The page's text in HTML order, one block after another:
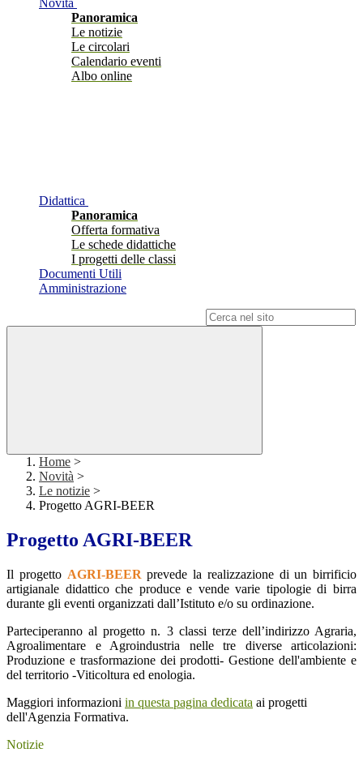
Novità
Panoramica
Le notizie
Le circolari
Calendario eventi
Albo online
Didattica
Panoramica
Offerta formativa
Le schede didattiche
I progetti delle classi
Documenti Utili
Amministrazione
Home >
Novità >
Le notizie >
Progetto AGRI-BEER
Progetto AGRI-BEER
Il progetto AGRI-BEER prevede la realizzazione di un birrificio
artigianale didattico che produce e vende varie tipologie di birra
durante gli eventi organizzati dall’Istituto e/o su ordinazione.
Parteciperanno al progetto n. 3 classi terze dell’indirizzo Agraria,
Agroalimentare e Agroindustria nelle tre diverse articolazioni:
Produzione e trasformazione dei prodotti- Gestione dell'ambiente e
del territorio -Viticoltura ed enologia.
Maggiori informazioni in questa pagina dedicata ai progetti
dell'Agenzia Formativa.
Notizie